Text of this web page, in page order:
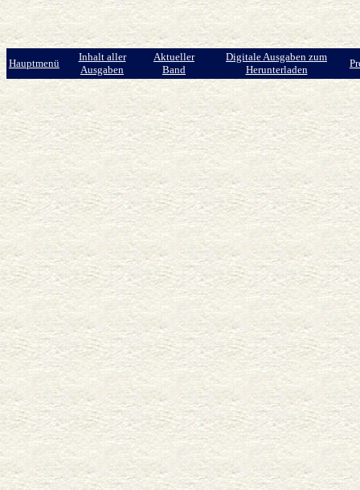
Hauptmenü
Inhalt aller
Ausgaben
Aktueller
Band
Digitale Ausgaben zum
Herunterladen